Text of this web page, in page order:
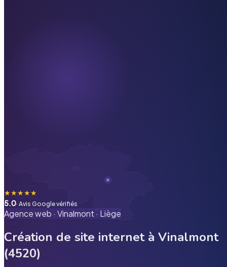
★★★★★
5.0· Avis Google vérifiés
Agence web · Vinalmont · Liège
Création de site internet à Vinalmont
(4520)